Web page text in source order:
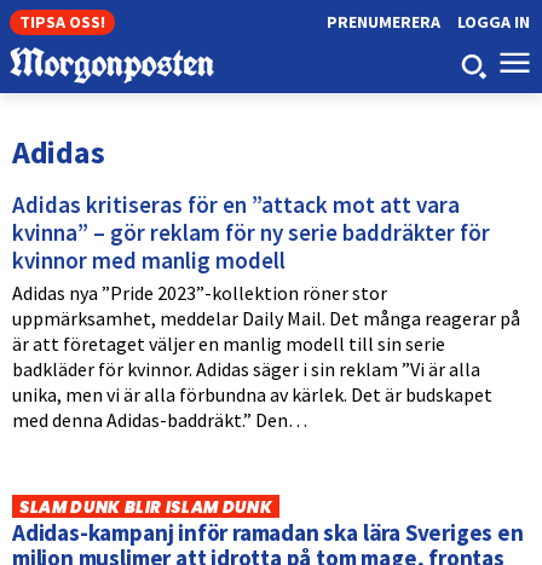
TIPSA OSS! LOGGA IN
PRENUMERERA
Adidas
Adidas kritiseras för en ”attack mot att vara
kvinna” – gör reklam för ny serie baddräkter för
kvinnor med manlig modell
Adidas nya ”Pride 2023”-kollektion röner stor
uppmärksamhet, meddelar Daily Mail. Det många reagerar på
är att företaget väljer en manlig modell till sin serie
badkläder för kvinnor. Adidas säger i sin reklam ”Vi är alla
unika, men vi är alla förbundna av kärlek. Det är budskapet
med denna Adidas-baddräkt.” Den…
SLAM DUNK BLIR ISLAM DUNK
Adidas-kampanj inför ramadan ska lära Sveriges en
miljon muslimer att idrotta på tom mage, frontas